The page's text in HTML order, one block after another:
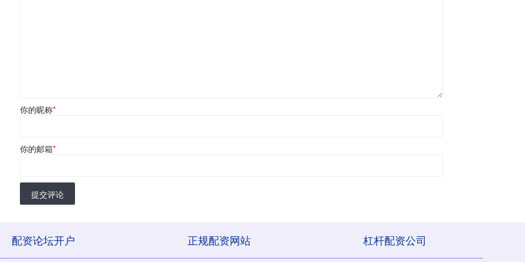
你的昵称*
你的邮箱*
提交评论
配资论坛开户 正规配资网站 杠杆配资公司